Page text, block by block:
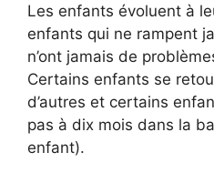
Les enfants évoluent à
enfants qui ne rampent
n’ont jamais de
Certains enfants se
d’autres et certains
pas à dix mois dans la
enfant).